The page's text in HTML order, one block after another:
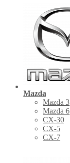
Mazda
Mazda 3
Mazda 6
CX-30
СХ-5
CX-7